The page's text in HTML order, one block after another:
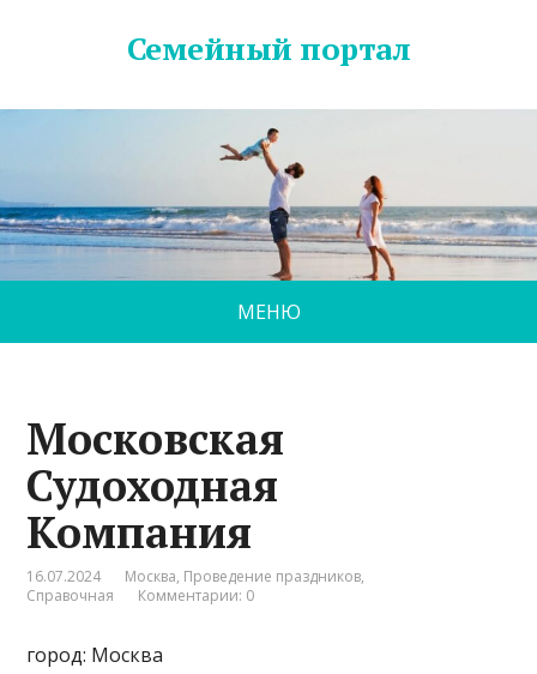
Семейный портал
МЕНЮ
Московская
Судоходная
Компания
16.07.2024 Москва, Проведение праздников,
Справочная
Комментарии: 0
город: Москва